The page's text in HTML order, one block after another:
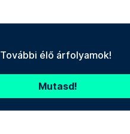
További élő árfolyamok!
Mutasd!